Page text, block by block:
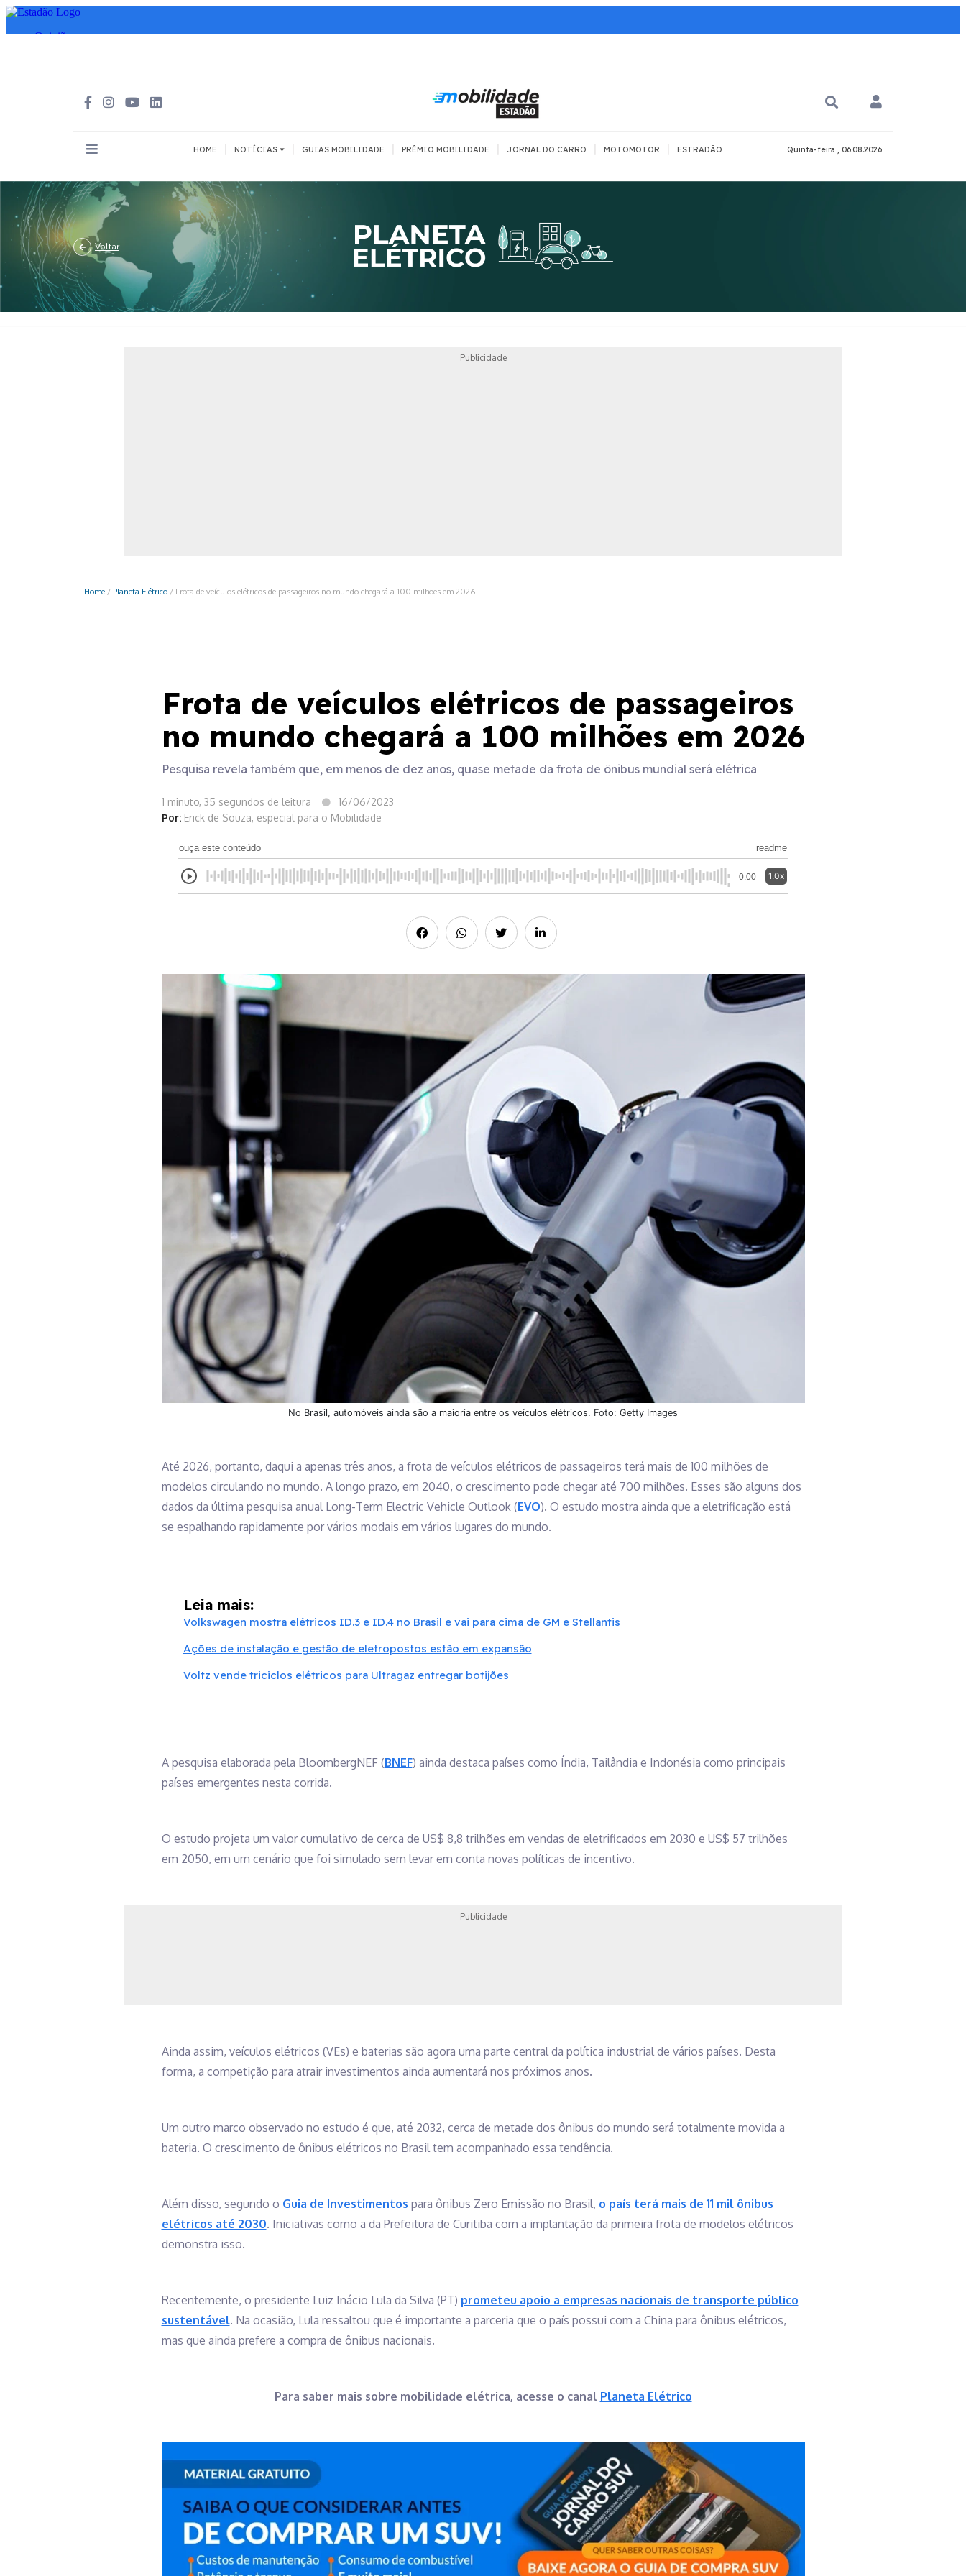
HOME NOTÍCIAS
INOVAÇÃO
Todos
MEIOS DE TRANSPORTE
Cargas
Carro
Todos
Trânsito
Dia a dia
Empreender
GUIAS MOBILIDADE PRÊMIO MOBILIDADE JORNAL DO CARRO MOTOMOTOR ESTRADÃO Quinta-feira , 06.08.2026
Voltar
Publicidade
Home / Planeta Elétrico / Frota de veículos elétricos de passageiros no mundo chegará a 100 milhões em 2026
Frota de veículos elétricos de passageiros
no mundo chegará a 100 milhões em 2026
Pesquisa revela também que, em menos de dez anos, quase metade da frota de ônibus mundial será elétrica
1 minuto, 35 segundos de leitura
16/06/2023
Por: Erick de Souza, especial para o Mobilidade
ouça este conteúdo readme
0:00 1.0x
No Brasil, automóveis ainda são a maioria entre os veículos elétricos. Foto: Getty Images
Até 2026, portanto, daqui a apenas três anos, a frota de veículos elétricos de passageiros terá mais de 100 milhões de
modelos circulando no mundo. A longo prazo, em 2040, o crescimento pode chegar até 700 milhões. Esses são alguns dos
dados da última pesquisa anual Long-Term Electric Vehicle Outlook (EVO). O estudo mostra ainda que a eletrificação está
se espalhando rapidamente por vários modais em vários lugares do mundo.
Leia mais:
Volkswagen mostra elétricos ID.3 e ID.4 no Brasil e vai para cima de GM e Stellantis
Ações de instalação e gestão de eletropostos estão em expansão
Voltz vende triciclos elétricos para Ultragaz entregar botijões
A pesquisa elaborada pela BloombergNEF (BNEF) ainda destaca países como Índia, Tailândia e Indonésia como principais
países emergentes nesta corrida.
O estudo projeta um valor cumulativo de cerca de US$ 8,8 trilhões em vendas de eletrificados em 2030 e US$ 57 trilhões
em 2050, em um cenário que foi simulado sem levar em conta novas políticas de incentivo.
Publicidade
Ainda assim, veículos elétricos (VEs) e baterias são agora uma parte central da política industrial de vários países. Desta
forma, a competição para atrair investimentos ainda aumentará nos próximos anos.
Um outro marco observado no estudo é que, até 2032, cerca de metade dos ônibus do mundo será totalmente movida a
bateria. O crescimento de ônibus elétricos no Brasil tem acompanhado essa tendência.
Além disso, segundo o Guia de Investimentos para ônibus Zero Emissão no Brasil, o país terá mais de 11 mil ônibus
elétricos até 2030. Iniciativas como a da Prefeitura de Curitiba com a implantação da primeira frota de modelos elétricos
demonstra isso.
Recentemente, o presidente Luiz Inácio Lula da Silva (PT) prometeu apoio a empresas nacionais de transporte público
sustentável. Na ocasião, Lula ressaltou que é importante a parceria que o país possui com a China para ônibus elétricos,
mas que ainda prefere a compra de ônibus nacionais.
Para saber mais sobre mobilidade elétrica, acesse o canal Planeta Elétrico